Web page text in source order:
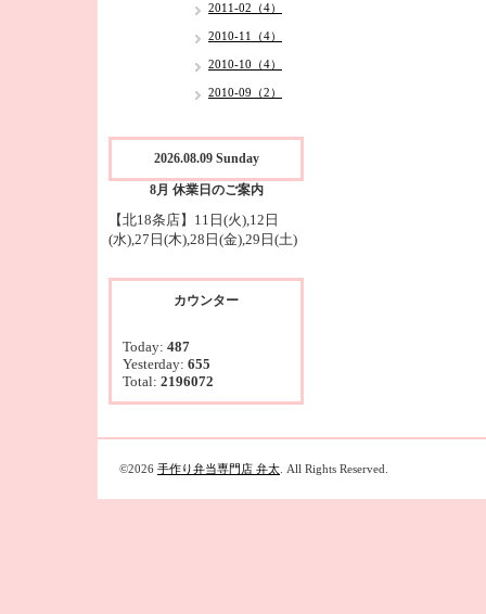
2011-02（4）
2010-11（4）
2010-10（4）
2010-09（2）
2026.08.09 Sunday
8月 休業日のご案内
【北18条店】11日(火),12日
(水),27日(木),28日(金),29日(土)
カウンター
Today: 487
Yesterday: 655
Total: 2196072
©2026 手作り弁当専門店 弁太 . All Rights Reserved.